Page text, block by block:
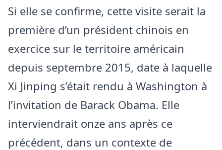
Si elle se confirme, cette visite serait la
première d’un président chinois en
exercice sur le territoire américain
depuis septembre 2015, date à laquelle
Xi Jinping s’était rendu à Washington à
l’invitation de Barack Obama. Elle
interviendrait onze ans après ce
précédent, dans un contexte de